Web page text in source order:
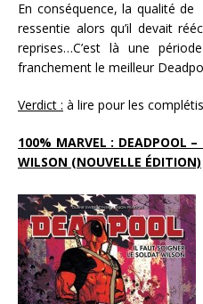
En conséquence, la qualité de
ressentie alors qu’il devait
reprises…C’est là une
franchement le meilleur
Verdict : à lire pour les
100% MARVEL : DEADPOOL
WILSON (NOUVELLE ÉDITION)